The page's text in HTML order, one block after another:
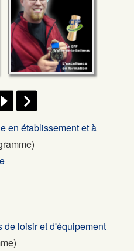
en établissement et à
de loisir et d'équipement